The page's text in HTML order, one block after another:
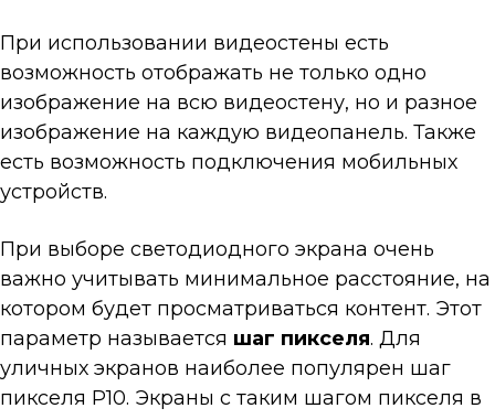
При использовании видеостены есть
возможность отображать не только одно
изображение на всю видеостену, но и разное
изображение на каждую видеопанель. Также
есть возможность подключения мобильных
устройств.
При выборе светодиодного экрана очень
важно учитывать минимальное расстояние, на
котором будет просматриваться контент. Этот
параметр называется шаг пикселя. Для
уличных экранов наиболее популярен шаг
пикселя Р10. Экраны с таким шагом пикселя в